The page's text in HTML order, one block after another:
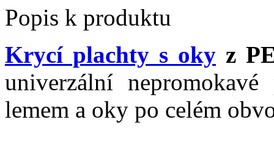
Popis k produktu
Krycí plachty s oky z
univerzální
lemem a oky po celém